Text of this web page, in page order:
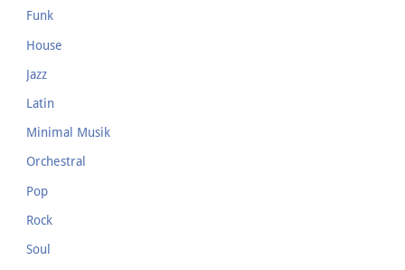
Funk
House
Jazz
Latin
Minimal Musik
Orchestral
Pop
Rock
Soul